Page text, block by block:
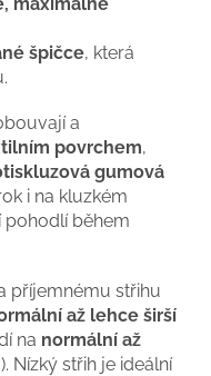
špičce, která
a
povrchem,
gumová
i na kluzkém
pohodlí během
příjemnému střihu
až lehce širší
na normální až
Nízký střih je ideální